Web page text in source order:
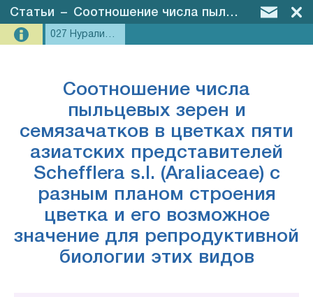
Статьи – Соотношение числа пыльцевых зерен и семязачатков в цветках пяти азиатских представителей Schefflera s.l. (Araliaceae) с разным планом строения цветка и его возможное значение для репродуктивной биологии этих видов
027 Нуралиев, 2012 - p-o ratio МОИП
Соотношение числа
пыльцевых зерен и
семязачатков в цветках пяти
азиатских представителей
Schefflera s.l. (Araliaceae) с
разным планом строения
цветка и его возможное
значение для репродуктивной
биологии этих видов